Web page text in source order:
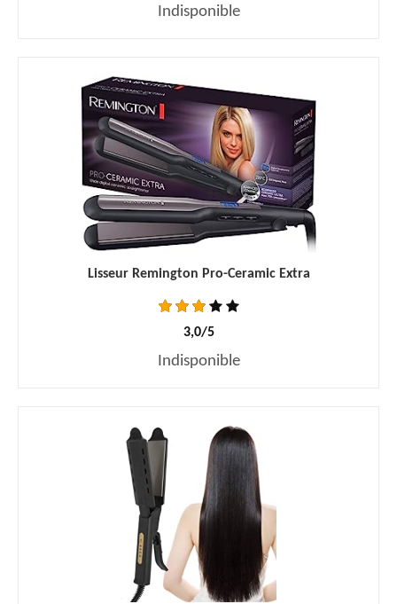
Indisponible
Lisseur Remington Pro-Ceramic Extra
3,0/5
Indisponible